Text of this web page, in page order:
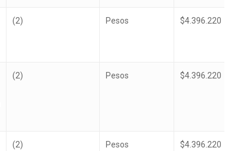
(2) Pesos $4.396.220
(2) Pesos $4.396.220
(2) Pesos $4.396.220